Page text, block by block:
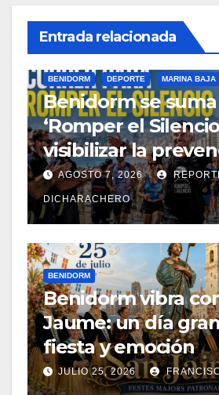
Entrada relacionada
BENIDORM DEPORTE MARINA BAJA
Benidorm se suma
‘Romper el
visibilizar la
suicidio
AGOSTO 7, 2026
DICHARACHERO
BENIDORM
Benidorm vibra
Jaume: un día
fiesta y emoción
JULIO 25, 2026